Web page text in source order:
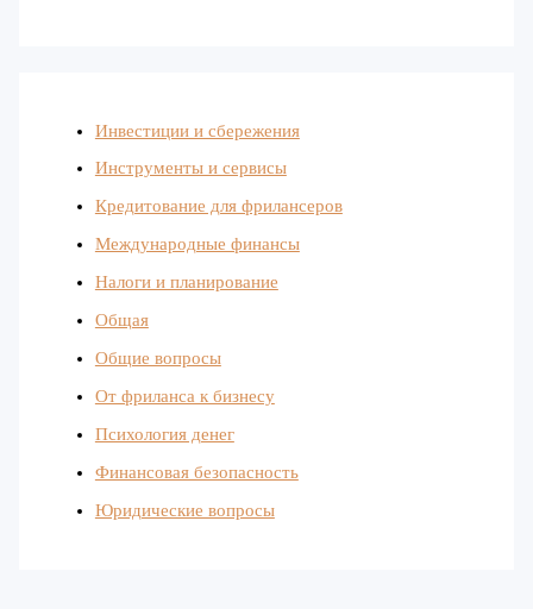
Инвестиции и сбережения
Инструменты и сервисы
Кредитование для фрилансеров
Международные финансы
Налоги и планирование
Общая
Общие вопросы
От фриланса к бизнесу
Психология денег
Финансовая безопасность
Юридические вопросы